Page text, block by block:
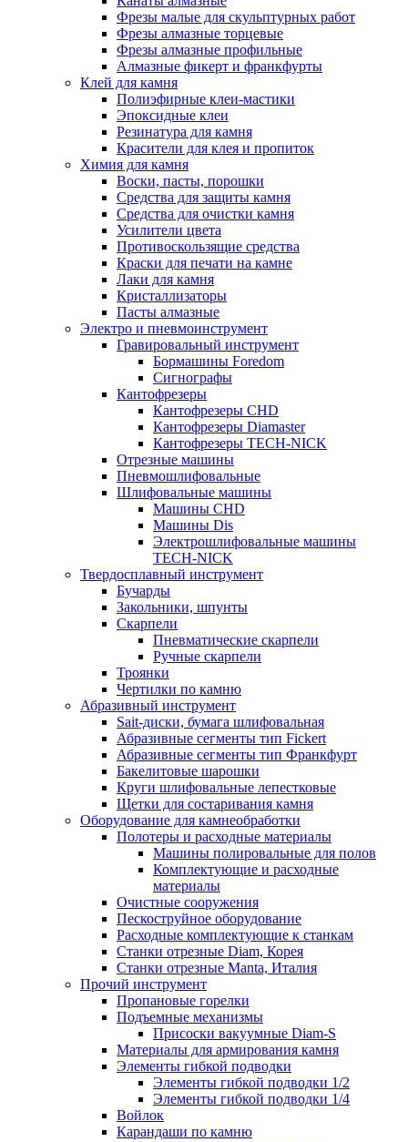
Фрезы малые для скульптурных работ
Фрезы алмазные торцевые
Фрезы алмазные профильные
Алмазные фикерт и франкфурты
Клей для камня
Полиэфирные клеи-мастики
Эпоксидные клеи
Резинатура для камня
Красители для клея и пропиток
Химия для камня
Воски, пасты, порошки
Средства для защиты камня
Средства для очистки камня
Усилители цвета
Противоскользящие средства
Краски для печати на камне
Лаки для камня
Кристаллизаторы
Пасты алмазные
Электро и пневмоинструмент
Гравировальный инструмент
Бормашины Foredom
Сигнографы
Кантофрезеры
Кантофрезеры CHD
Кантофрезеры Diamaster
Кантофрезеры TECH-NICK
Отрезные машины
Пневмошлифовальные
Шлифовальные машины
Машины CHD
Машины Dis
Электрошлифовальные машины
TECH-NICK
Твердосплавный инструмент
Бучарды
Закольники, шпунты
Скарпели
Пневматические скарпели
Ручные скарпели
Троянки
Чертилки по камню
Абразивный инструмент
Sait-диски, бумага шлифовальная
Абразивные сегменты тип Fickert
Абразивные сегменты тип Франкфурт
Бакелитовые шарошки
Круги шлифовальные лепестковые
Щетки для состаривания камня
Оборудование для камнеобработки
Полотеры и расходные материалы
Машины полировальные для полов
Комплектующие и расходные
материалы
Очистные сооружения
Пескоструйное оборудование
Расходные комплектующие к станкам
Станки отрезные Diam, Корея
Станки отрезные Manta, Италия
Прочий инструмент
Пропановые горелки
Подъeмные механизмы
Присоски вакуумные Diam-S
Материалы для армирования камня
Элементы гибкой подводки
Элементы гибкой подводки 1/2
Элементы гибкой подводки 1/4
Войлок
Карандаши по камню